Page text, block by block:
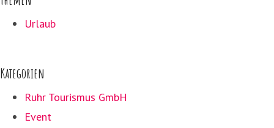
Urlaub
Kategorien
Ruhr Tourismus GmbH
Event